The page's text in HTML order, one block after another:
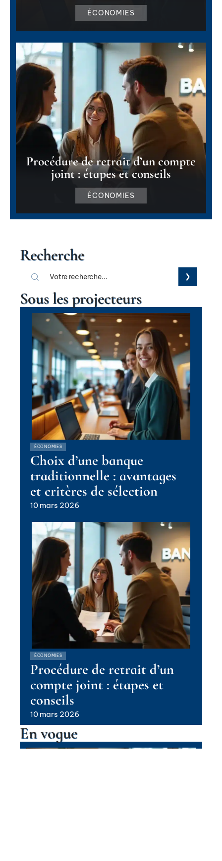
ÉCONOMIES
Procédure de retrait d’un compte
joint : étapes et conseils
ÉCONOMIES
Recherche
Sous les projecteurs
ÉCONOMIES
Choix d’une banque
traditionnelle : avantages
et critères de sélection
10 mars 2026
ÉCONOMIES
Procédure de retrait d’un
compte joint : étapes et
conseils
10 mars 2026
En vogue